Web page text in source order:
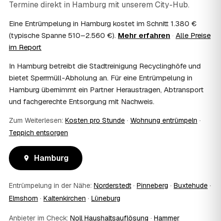
Zack und Weg UG – Entrümpelung, Haushaltsauflösung & Umzug | Entsorgung | Hamburg
An d. Alster 6, 20099 Hamburg · ★ 5 (36)
Im Einzelfall ist das möglich — etwa bei einer
Wohnungsauflösung im Rahmen von Sozialhilfe oder
einem vom Amt veranlassten Umzug. Wichtig: Den Antrag
stellen Sie vor Auftragserteilung beim zuständigen Amt
und holen die Kostenübernahme schriftlich ein. AWL
über die Kostenübernahme.
08 Bekomme ich einen Entsorgungsnachweis?
Ja. Die Partner entsorgen über zugelassene Höfe und
stellen auf Wunsch einen Entsorgungsnachweis aus —
oder die eigene Dokumentation.
09 Muss ich bei der Entrümpelung anwesend sein?
Nicht zwingend. Viele Kunden in Hamburg sind nur zur
Übergabe und zum Abschluss vor Ort; den genauen
Ablauf — etwa die Schlüsselübergabe — stimmen Sie
10 Was ist im Festpreis enthalten?
Der Festpreis deckt in der Regel das komplette
Termine direkt in Hamburg mit unserem City-Hub.
Eine Entrümpelung in Hamburg kostet im Schnitt 1.380 €
(typische Spanne 510–2.560 €). Mehr erfahren · Alle Preise
im Report
In Hamburg betreibt die Stadtreinigung Recyclinghöfe und
bietet Sperrmüll-Abholung an. Für eine Entrümpelung in
Hamburg übernimmt ein Partner Heraustragen, Abtransport
und fachgerechte Entsorgung mit Nachweis.
Zum Weiterlesen: Kosten pro Stunde · Wohnung entrümpeln ·
Teppich entsorgen
Hamburg
Entrümpelung in der Nähe: Norderstedt · Pinneberg · Buxtehude ·
Elmshorn · Kaltenkirchen · Lüneburg
Anbieter im Check: Noll Haushaltsauflösung · Hammer